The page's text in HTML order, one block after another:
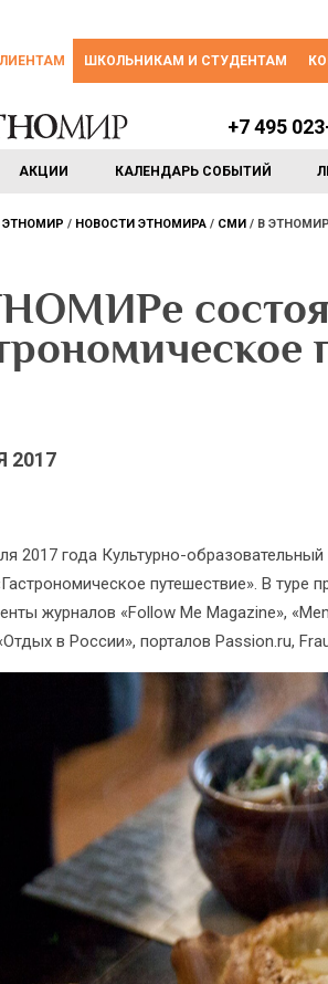
ШКОЛЬНИКАМ И СТУДЕНТАМ
АКЦИИ КАЛЕНДАРЬ СОБЫТИЙ
+7 495
ЭТНОМИР НОВОСТИ ЭТНОМИРА СМИ В
2017
2017 года Культурно-
путешествие». В туре
журналов «Follow Me Magazine»,
в России», порталов Passion.ru,